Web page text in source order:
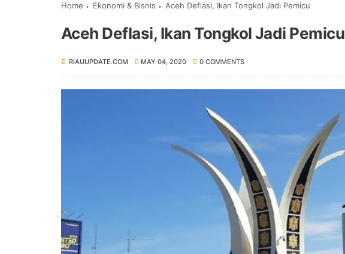
Home Ekonomi & Bisnis Aceh Deflasi, Ikan Tongkol Jadi Pemicu
Aceh Deflasi, Ikan Tongkol Jadi Pemicu
RIAUUPDATE.COM MAY 04, 2020 0 COMMENTS